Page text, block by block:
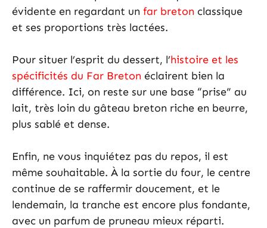
évidente en regardant un far breton classique
et ses proportions très lactées.
Pour situer l’esprit du dessert, l’histoire et les
spécificités du Far Breton éclairent bien la
différence. Ici, on reste sur une base “prise” au
lait, très loin du gâteau breton riche en beurre,
plus sablé et dense.
Enfin, ne vous inquiétez pas du repos, il est
même souhaitable. À la sortie du four, le centre
continue de se raffermir doucement, et le
lendemain, la tranche est encore plus fondante,
avec un parfum de pruneau mieux réparti.